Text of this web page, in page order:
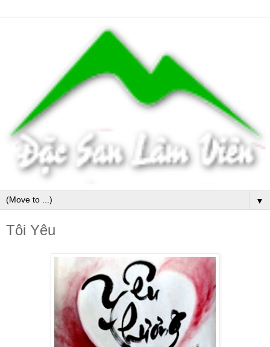
▼
Tôi Yêu